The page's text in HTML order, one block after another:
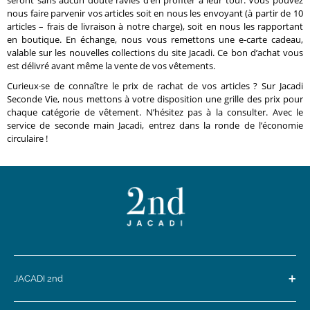
nous faire parvenir vos articles soit en nous les envoyant (à partir de 10
articles – frais de livraison à notre charge), soit en nous les rapportant
en boutique. En échange, nous vous remettons une e-carte cadeau,
valable sur les nouvelles collections du site Jacadi. Ce bon d’achat vous
est délivré avant même la vente de vos vêtements.
Curieux·se de connaître le prix de rachat de vos articles ? Sur Jacadi
Seconde Vie, nous mettons à votre disposition une grille des prix pour
chaque catégorie de vêtement. N’hésitez pas à la consulter. Avec le
service de seconde main Jacadi, entrez dans la ronde de l’économie
circulaire !
JACADI 2nd +